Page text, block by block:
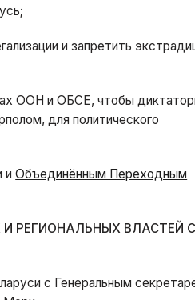
и запретить
ООН и ОБСЕ, чтобы
для политического
иОбъединённым Переходным
РЕГИОНАЛЬНЫХ ВЛАСТЕЙ
с Генеральным